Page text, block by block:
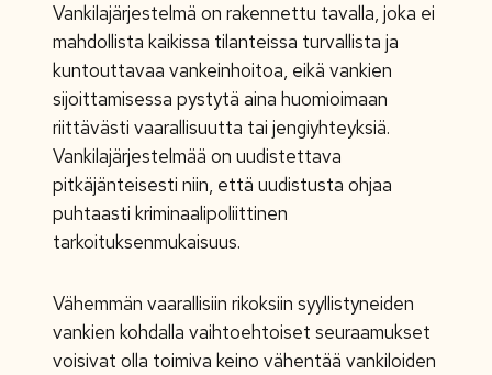
Vankilajärjestelmä on rakennettu tavalla, joka ei
mahdollista kaikissa tilanteissa turvallista ja
kuntouttavaa vankeinhoitoa, eikä vankien
sijoittamisessa pystytä aina huomioimaan
riittävästi vaarallisuutta tai jengiyhteyksiä.
Vankilajärjestelmää on uudistettava
pitkäjänteisesti niin, että uudistusta ohjaa
puhtaasti kriminaalipoliittinen
tarkoituksenmukaisuus.
Vähemmän vaarallisiin rikoksiin syyllistyneiden
vankien kohdalla vaihtoehtoiset seuraamukset
voisivat olla toimiva keino vähentää vankiloiden